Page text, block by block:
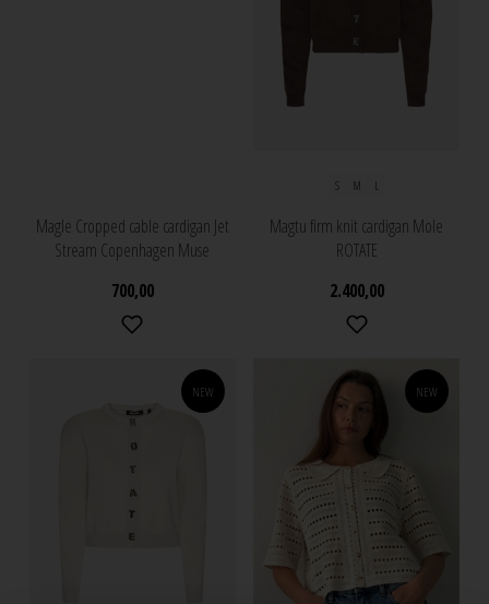
Magle Cropped cable cardigan Jet
Stream Copenhagen Muse
700,00
S M L
Magtu firm knit cardigan Mole
ROTATE
2.400,00
NEW NEW